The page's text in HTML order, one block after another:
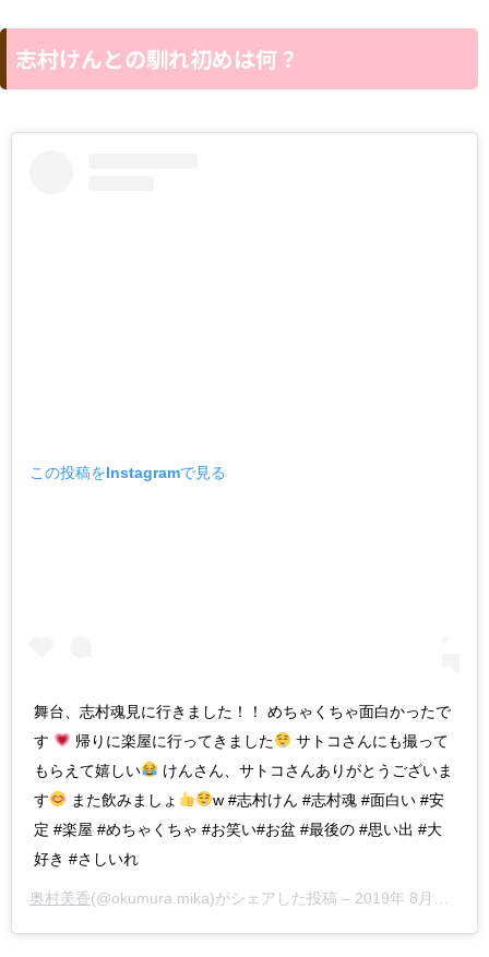
志村けんとの馴れ初めは何？
この投稿をInstagramで見る
舞台、志村魂見に行きました！！ めちゃくちゃ面白かったで
す
帰りに楽屋に行ってきました
サトコさんにも撮って
もらえて嬉しい
けんさん、サトコさんありがとうございま
す
また飲みましょ
w #志村けん #志村魂 #面白い #安
定 #楽屋 #めちゃくちゃ #お笑い#お盆 #最後の #思い出 #大
好き #さしいれ
奥村美香(@okumura.mika)がシェアした投稿 – 2019年 8月月18日午前7時38分PDT